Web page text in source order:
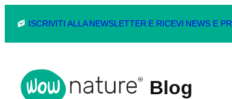
contenuto
ISCRIVITI ALLA NEWSLETTER E RICEVI NEWS E
Blog